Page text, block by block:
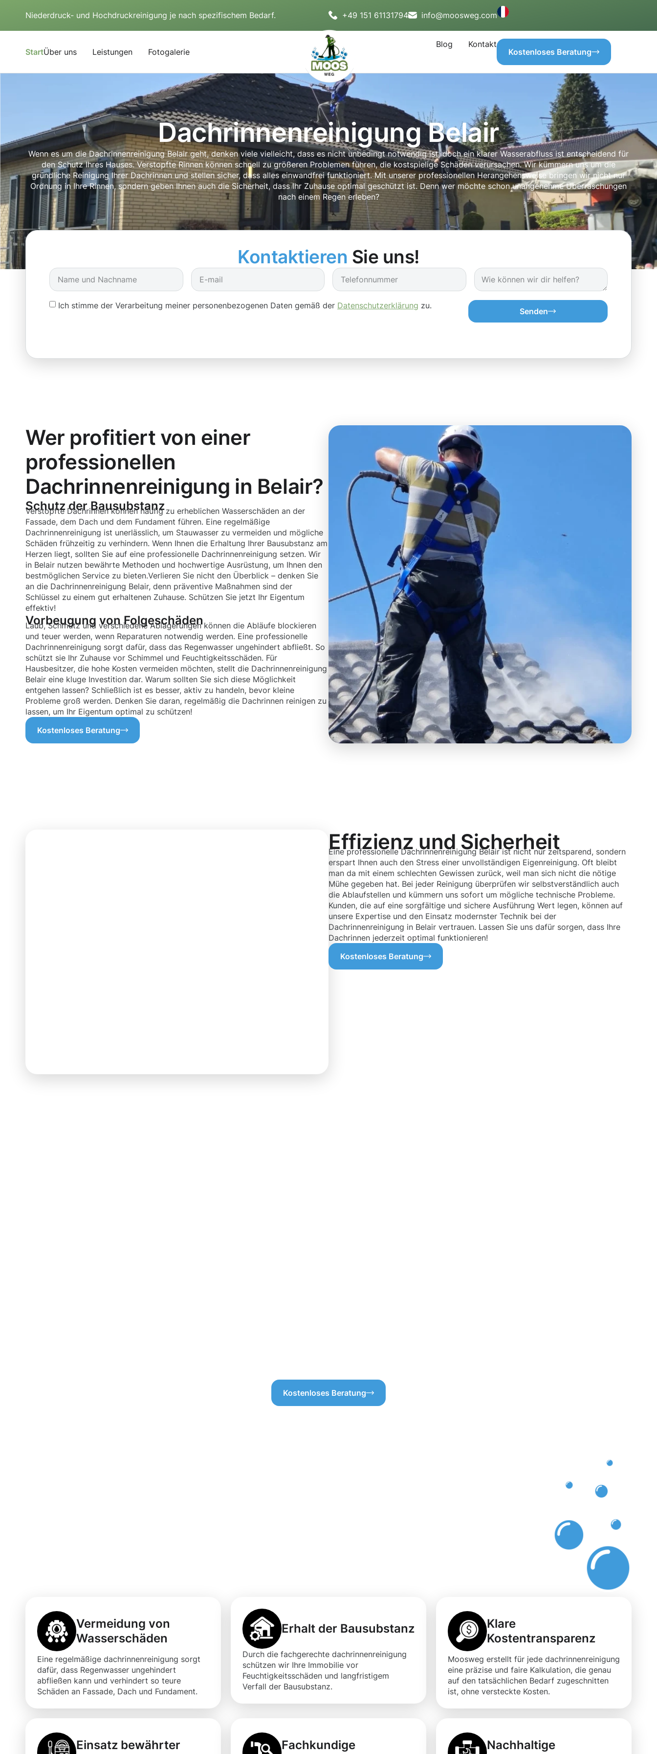
Niederdruck- und Hochdruckreinigung je nach spezifischem Bedarf. +49 151 61131794 info@moosweg.com
StartÜber uns Leistungen Fotogalerie
Blog
Kontakt
Kostenloses Beratung
Dachrinnenreinigung Belair
Wenn es um die Dachrinnenreinigung Belair geht, denken viele vielleicht, dass es nicht unbedingt notwendig ist, doch ein klarer Wasserabfluss ist entscheidend für
den Schutz Ihres Hauses. Verstopfte Rinnen können schnell zu größeren Problemen führen, die kostspielige Schäden verursachen. Wir kümmern uns um die
gründliche Reinigung Ihrer Dachrinnen und stellen sicher, dass alles einwandfrei funktioniert. Mit unserer professionellen Herangehensweise bringen wir nicht nur
Ordnung in Ihre Rinnen, sondern geben Ihnen auch die Sicherheit, dass Ihr Zuhause optimal geschützt ist. Denn wer möchte schon unangenehme Überraschungen
nach einem Regen erleben?
Kontaktieren Sie uns!
Ich stimme der Verarbeitung meiner personenbezogenen Daten gemäß der Datenschutzerklärung zu.
Senden
Wer profitiert von einer
professionellen
Dachrinnenreinigung in Belair?
Schutz der Bausubstanz
Verstopfte Dachrinnen können häufig zu erheblichen Wasserschäden an der
Fassade, dem Dach und dem Fundament führen. Eine regelmäßige
Dachrinnenreinigung ist unerlässlich, um Stauwasser zu vermeiden und mögliche
Schäden frühzeitig zu verhindern. Wenn Ihnen die Erhaltung Ihrer Bausubstanz am
Herzen liegt, sollten Sie auf eine professionelle Dachrinnenreinigung setzen. Wir
in Belair nutzen bewährte Methoden und hochwertige Ausrüstung, um Ihnen den
bestmöglichen Service zu bieten.Verlieren Sie nicht den Überblick – denken Sie
an die Dachrinnenreinigung Belair, denn präventive Maßnahmen sind der
Schlüssel zu einem gut erhaltenen Zuhause. Schützen Sie jetzt Ihr Eigentum
effektiv!
Vorbeugung von Folgeschäden
Laub, Schmutz und verschiedene Ablagerungen können die Abläufe blockieren
und teuer werden, wenn Reparaturen notwendig werden. Eine professionelle
Dachrinnenreinigung sorgt dafür, dass das Regenwasser ungehindert abfließt. So
schützt sie Ihr Zuhause vor Schimmel und Feuchtigkeitsschäden. Für
Hausbesitzer, die hohe Kosten vermeiden möchten, stellt die Dachrinnenreinigung
Belair eine kluge Investition dar. Warum sollten Sie sich diese Möglichkeit
entgehen lassen? Schließlich ist es besser, aktiv zu handeln, bevor kleine
Probleme groß werden. Denken Sie daran, regelmäßig die Dachrinnen reinigen zu
lassen, um Ihr Eigentum optimal zu schützen!
Kostenloses Beratung
Effizienz und Sicherheit
Eine professionelle Dachrinnenreinigung Belair ist nicht nur zeitsparend, sondern
erspart Ihnen auch den Stress einer unvollständigen Eigenreinigung. Oft bleibt
man da mit einem schlechten Gewissen zurück, weil man sich nicht die nötige
Mühe gegeben hat. Bei jeder Reinigung überprüfen wir selbstverständlich auch
die Ablaufstellen und kümmern uns sofort um mögliche technische Probleme.
Kunden, die auf eine sorgfältige und sichere Ausführung Wert legen, können auf
unsere Expertise und den Einsatz modernster Technik bei der
Dachrinnenreinigung in Belair vertrauen. Lassen Sie uns dafür sorgen, dass Ihre
Dachrinnen jederzeit optimal funktionieren!
Kostenloses Beratung
Kostenloses Beratung
Vermeidung von
Wasserschäden
Eine regelmäßige dachrinnenreinigung sorgt
dafür, dass Regenwasser ungehindert
abfließen kann und verhindert so teure
Schäden an Fassade, Dach und Fundament.
Erhalt der Bausubstanz
Durch die fachgerechte dachrinnenreinigung
schützen wir Ihre Immobilie vor
Feuchtigkeitsschäden und langfristigem
Verfall der Bausubstanz.
Klare
Kostentransparenz
Moosweg erstellt für jede dachrinnenreinigung
eine präzise und faire Kalkulation, die genau
auf den tatsächlichen Bedarf zugeschnitten
ist, ohne versteckte Kosten.
Einsatz bewährter
Fachkundige
Nachhaltige